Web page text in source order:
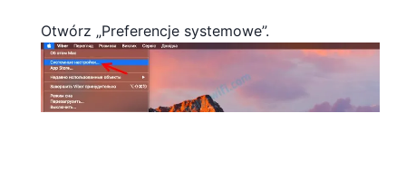
Otwórz „Preferencje systemowe”.